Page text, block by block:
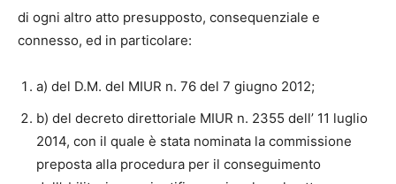
di ogni altro atto presupposto, consequenziale e
connesso, ed in particolare:
a) del D.M. del MIUR n. 76 del 7 giugno 2012;
b) del decreto direttoriale MIUR n. 2355 dell’ 11 luglio
2014, con il quale è stata nominata la commissione
preposta alla procedura per il conseguimento